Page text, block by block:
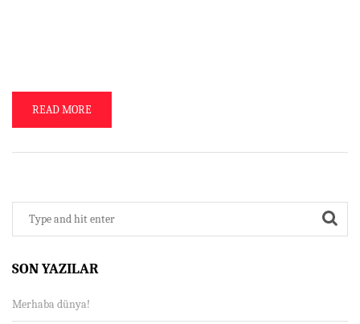
READ MORE
SON YAZILAR
Merhaba dünya!